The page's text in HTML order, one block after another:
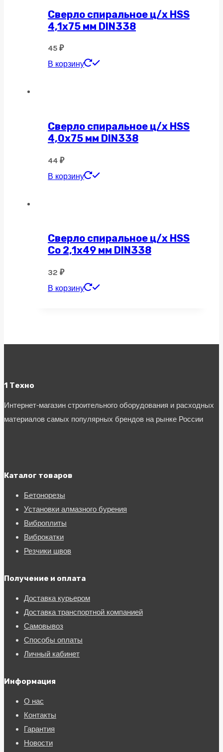
Сверло спиральное ц/х HSS
4,1х75 мм DIN338
45 ₽
В корзину
Сверло спиральное ц/х HSS
4,0х75 мм DIN338
44 ₽
В корзину
Сверло спиральное ц/х HSS
Co 2,1х49 мм DIN338
32 ₽
В корзину
1 Техно
Интернет-магазин строительного оборудования и расходных
материалов самых популярных брендов на рынке России
Каталог товаров
Бетонорезы
Установки алмазного бурения
Виброплиты
Виброкатки
Резчики швов
Получение и оплата
Доставка курьером
Доставка транспортной компанией
Самовывоз
Способы оплаты
Личный кабинет
Информация
О нас
Контакты
Гарантия
Новости